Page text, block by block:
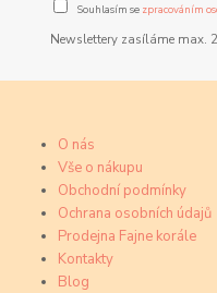
Souhlasím se zpracováním
Newslettery zasíláme max.
O nás
Vše o nákupu
Obchodní podmínky
Ochrana osobních údajů
Prodejna Fajne korále
Kontakty
Blog